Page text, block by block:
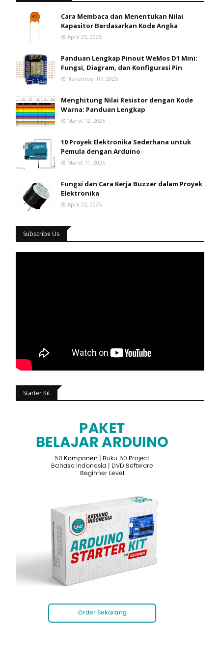
Cara Membaca dan Menentukan Nilai
Kapasitor Berdasarkan Kode Angka
April 25, 2025
Panduan Lengkap Pinout WeMos D1 Mini:
Fungsi, Diagram, dan Konfigurasi Pin
November 07, 2025
Menghitung Nilai Resistor dengan Kode
Warna: Panduan Lengkap
Maret 12, 2025
10 Proyek Elektronika Sederhana untuk
Pemula dengan Arduino
Maret 11, 2025
Fungsi dan Cara Kerja Buzzer dalam Proyek
Elektronika
April 23, 2025
Subscribe Us
Starter Kit